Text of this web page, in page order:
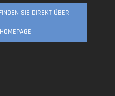
SIE DIREKT ÜBER